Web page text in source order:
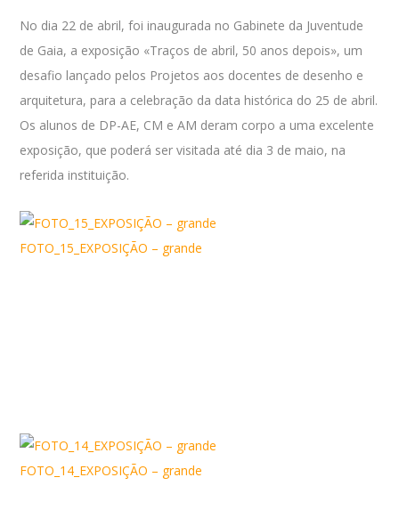
No dia 22 de abril, foi inaugurada no Gabinete da Juventude
de Gaia, a exposição «Traços de abril, 50 anos depois», um
desafio lançado pelos Projetos aos docentes de desenho e
arquitetura, para a celebração da data histórica do 25 de abril.
Os alunos de DP-AE, CM e AM deram corpo a uma excelente
exposição, que poderá ser visitada até dia 3 de maio, na
referida instituição.
FOTO_15_EXPOSIÇÃO – grande
FOTO_14_EXPOSIÇÃO – grande